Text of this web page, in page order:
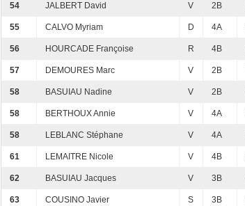
54 JALBERT David V 2B
55 CALVO Myriam D 4A
56 HOURCADE Françoise R 4B
57 DEMOURES Marc V 2B
58 BASUIAU Nadine V 2B
58 BERTHOUX Annie V 4A
58 LEBLANC Stéphane V 4A
61 LEMAITRE Nicole V 4B
62 BASUIAU Jacques V 3B
63 COUSINO Javier S 3B